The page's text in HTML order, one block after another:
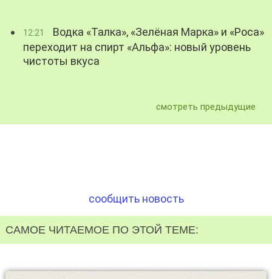
12:21
Водка «Талка», «Зелёная Марка» и «Роса»
переходит на спирт «Альфа»: новый уровень
чистоты вкуса
смотреть предыдущие
сообщить новость
САМОЕ ЧИТАЕМОЕ ПО ЭТОЙ ТЕМЕ: